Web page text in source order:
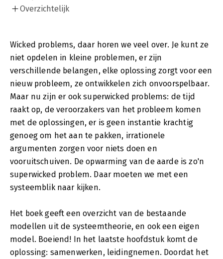
Overzichtelijk
Wicked problems, daar horen we veel over. Je kunt ze
niet opdelen in kleine problemen, er zijn
verschillende belangen, elke oplossing zorgt voor een
nieuw probleem, ze ontwikkelen zich onvoorspelbaar.
Maar nu zijn er ook superwicked problems: de tijd
raakt op, de veroorzakers van het probleem komen
met de oplossingen, er is geen instantie krachtig
genoeg om het aan te pakken, irrationele
argumenten zorgen voor niets doen en
vooruitschuiven. De opwarming van de aarde is zo'n
superwicked problem. Daar moeten we met een
systeemblik naar kijken.
Het boek geeft een overzicht van de bestaande
modellen uit de systeemtheorie, en ook een eigen
model. Boeiend! In het laatste hoofdstuk komt de
oplossing: samenwerken, leidingnemen. Doordat het